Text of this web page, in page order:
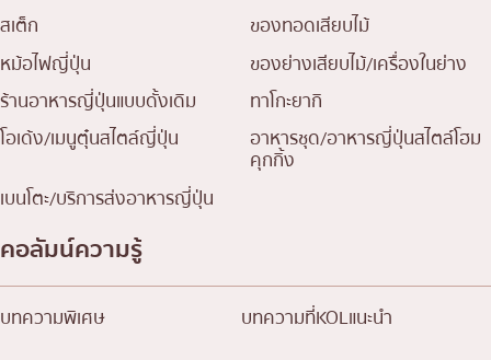
สเต็ก
ของทอดเสียบไม้
หม้อไฟญี่ปุ่น
ของย่างเสียบไม้/เครื่องในย่าง
ร้านอาหารญี่ปุ่นแบบดั้งเดิม
ทาโกะยากิ
โอเด้ง/เมนูตุ๋นสไตล์ญี่ปุ่น
อาหารชุด/อาหารญี่ปุ่นสไตล์โฮม
คุกกิ้ง
เบนโตะ/บริการส่งอาหารญี่ปุ่น
คอลัมน์ความรู้
บทความพิเศษ บทความที่KOLแนะนำ